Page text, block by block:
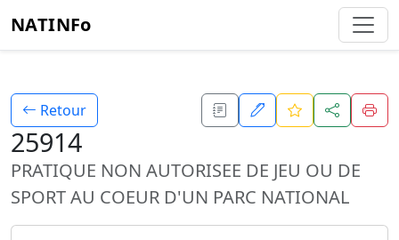
NATINFo
Retour
25914
PRATIQUE NON AUTORISEE DE JEU OU DE
SPORT AU COEUR D'UN PARC NATIONAL